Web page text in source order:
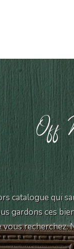
Off
catalogue qui
gardons ces
recherchez.